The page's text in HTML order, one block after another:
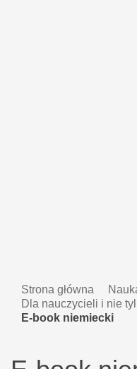
Strona główna
Dla nauczycieli i nie
E-book niemiecki